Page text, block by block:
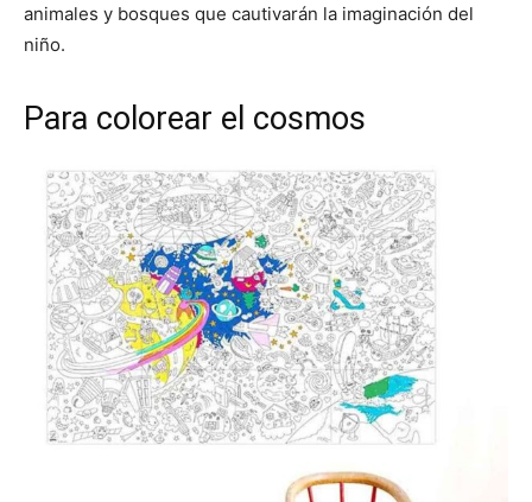
animales y bosques que cautivarán la imaginación del
niño.
Para colorear el cosmos